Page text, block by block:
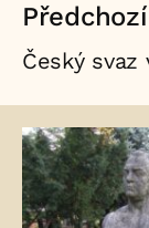
Český svaz